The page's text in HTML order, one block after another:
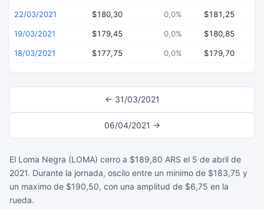
22/03/2021 $180,30 0,0% $181,25
19/03/2021 $179,45 0,0% $180,85
18/03/2021 $177,75 0,0% $179,70
← 31/03/2021
06/04/2021 →
El Loma Negra (LOMA) cerro a $189,80 ARS el 5 de abril de
2021. Durante la jornada, oscilo entre un minimo de $183,75 y
un maximo de $190,50, con una amplitud de $6,75 en la
rueda.